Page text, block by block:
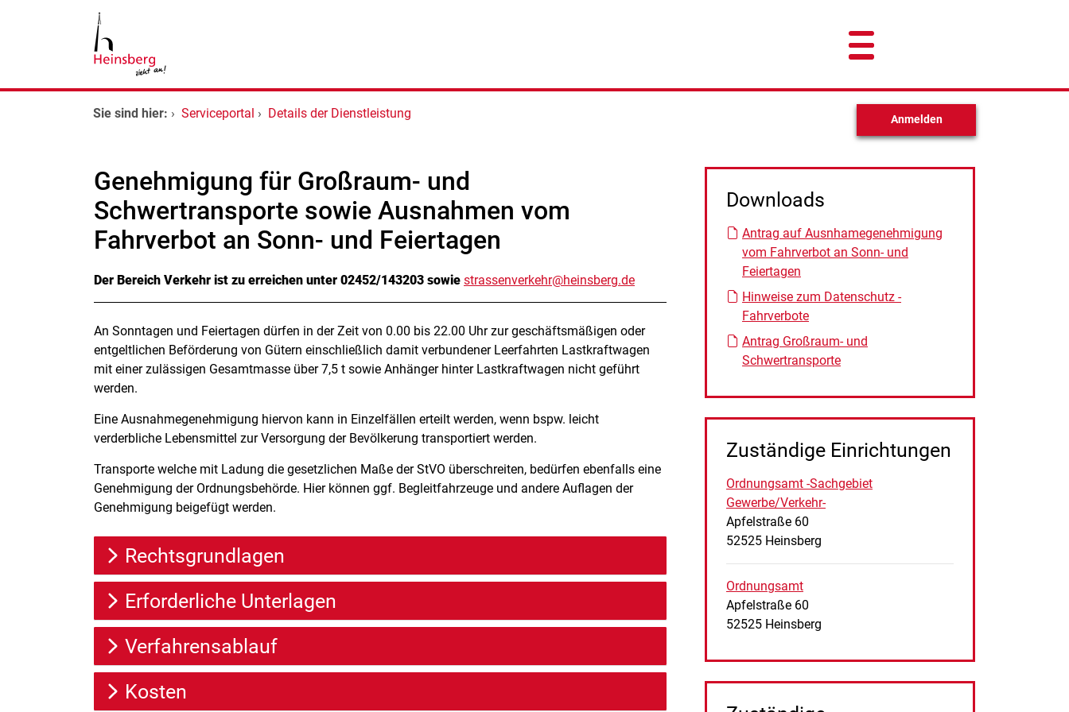
Zum Hauptinhalt springen
Startseite
Kontakt
Sie sind hier: › Serviceportal › Details der Dienstleistung Anmelden
Genehmigung für Großraum- und
Schwertransporte sowie Ausnahmen vom
Fahrverbot an Sonn- und Feiertagen
Kurzbeschreibung
Der Bereich Verkehr ist zu erreichen unter 02452/143203 sowie strassenverkehr@heinsberg.de
Beschreibung
An Sonntagen und Feiertagen dürfen in der Zeit von 0.00 bis 22.00 Uhr zur geschäftsmäßigen oder
entgeltlichen Beförderung von Gütern einschließlich damit verbundener Leerfahrten Lastkraftwagen
mit einer zulässigen Gesamtmasse über 7,5 t sowie Anhänger hinter Lastkraftwagen nicht geführt
werden.
Eine Ausnahmegenehmigung hiervon kann in Einzelfällen erteilt werden, wenn bspw. leicht
verderbliche Lebensmittel zur Versorgung der Bevölkerung transportiert werden.
Transporte welche mit Ladung die gesetzlichen Maße der StVO überschreiten, bedürfen ebenfalls eine
Genehmigung der Ordnungsbehörde. Hier können ggf. Begleitfahrzeuge und andere Auflagen der
Genehmigung beigefügt werden.
Rechtsgrundlagen
Erforderliche Unterlagen
Verfahrensablauf
Kosten
Downloads
Antrag auf Ausnhamegenehmigung
vom Fahrverbot an Sonn- und
Feiertagen
Hinweise zum Datenschutz -
Fahrverbote
Antrag Großraum- und
Schwertransporte
Zuständige Einrichtungen
Ordnungsamt -Sachgebiet
Gewerbe/Verkehr-
Straße:
Apfelstraße Hausnummer:
60
PLZ:
52525 Ort:
Heinsberg
Ordnungsamt
Straße:
Apfelstraße Hausnummer:
60
PLZ:
52525 Ort:
Heinsberg